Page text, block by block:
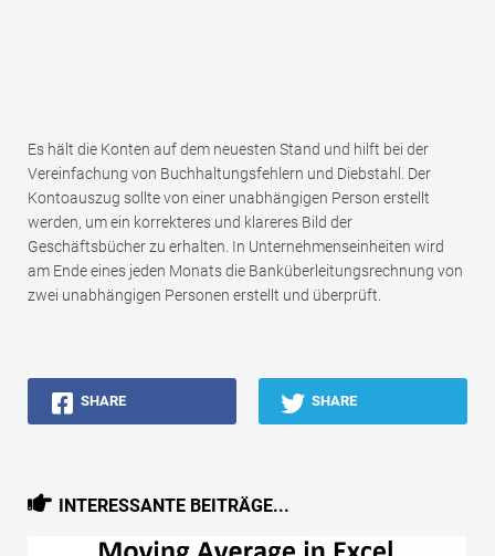
Es hält die Konten auf dem neuesten Stand und hilft bei der
Vereinfachung von Buchhaltungsfehlern und Diebstahl. Der
Kontoauszug sollte von einer unabhängigen Person erstellt
werden, um ein korrekteres und klareres Bild der
Geschäftsbücher zu erhalten. In Unternehmenseinheiten wird
am Ende eines jeden Monats die Banküberleitungsrechnung von
zwei unabhängigen Personen erstellt und überprüft.
SHARE SHARE
INTERESSANTE BEITRÄGE...